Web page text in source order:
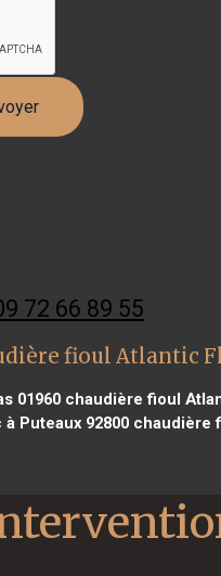
72 66 89 55
fioul Atlantic
01960chaudière fioul
Puteaux 92800chaudière